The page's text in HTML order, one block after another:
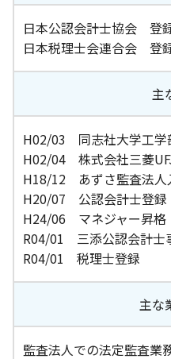
日本公認会計士協会 登
日本税理士会連合会 登
主
H02/03 同志社大学工学
H02/04 株式会社三菱
H18/12 あずさ監査法人
H20/07 公認会計士登録
H24/06 マネジャー昇格
R04/01 三添公認会計士
R04/01 税理士登録
主な
監査法人での法定監査業